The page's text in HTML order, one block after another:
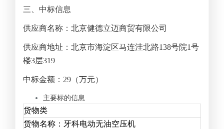
三、中标信息
供应商名称：北京健德立迈商贸有限公司
供应商地址：北京市海淀区马连洼北路138号院1号
楼3层319
中标金额：29（万元）
主要标的信息
货物类
货物名称： 牙科电动无油空压机